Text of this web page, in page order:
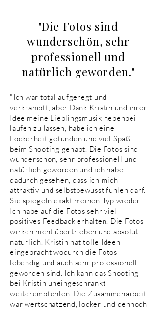
"Die Fotos sind
wunderschön, sehr
professionell und
natürlich geworden."
"Ich war total aufgeregt und
verkrampft, aber Dank Kristin und ihrer
Idee meine Lieblingsmusik nebenbei
laufen zu lassen, habe ich eine
Lockerheit gefunden und viel Spaß
beim Shooting gehabt. Die Fotos sind
wunderschön, sehr professionell und
natürlich geworden und ich habe
dadurch gesehen, dass ich mich
attraktiv und selbstbewusst fühlen darf.
Sie spiegeln exakt meinen Typ wieder.
Ich habe auf die Fotos sehr viel
positives Feedback erhalten. Die Fotos
wirken nicht übertrieben und absolut
natürlich. Kristin hat tolle Ideen
eingebracht wodurch die Fotos
lebendig und auch sehr professionell
geworden sind. Ich kann das Shooting
bei Kristin uneingeschränkt
weiterempfehlen. Die Zusammenarbeit
war wertschätzend, locker und dennoch